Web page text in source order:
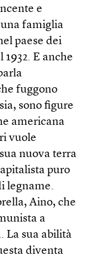
e
famiglia
paese dei
1932. E anche
fuggono
sono figure
americana
vuole
nuova terra
puro
legname.
Aino, che
a
La sua abilità
diventa